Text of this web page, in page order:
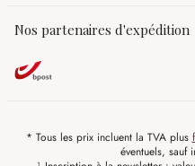
Nos partenaires d'expédition
* Tous les prix incluent la TVA plus
éventuels, sauf